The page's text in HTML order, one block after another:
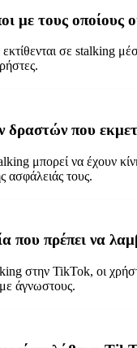
με τους
σε stalking
δραστών που
μπορεί να έχουν
ασφάλειάς τους.
που πρέπει να
στην TikTok, οι
άγνωστους.